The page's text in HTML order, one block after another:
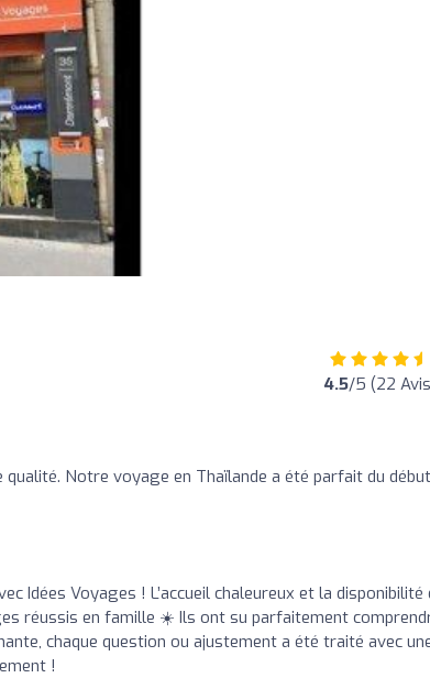
4.5/5 (22
Notre voyage en Thaïlande a été parfait du
Idées Voyages ! L’accueil chaleureux et la disponibilité
réussis en famille ☀️ Ils ont su parfaitement
chaque question ou ajustement a été traité avec
!